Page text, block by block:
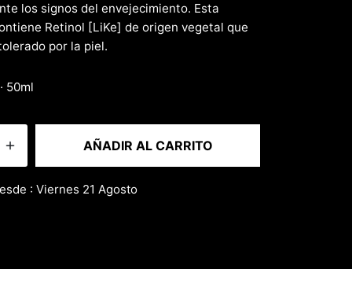
los signos del envejecimiento. Esta
Retinol [LiKe] de origen vegetal que
por la piel.
50ml
AÑADIR AL CARRITO
: Viernes 21 Agosto